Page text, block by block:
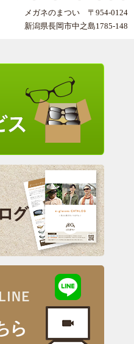
メガネのまつい 〒954-0124
新潟県長岡市中之島1785-148